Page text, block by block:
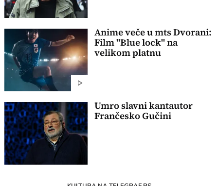
Anime veče u mts Dvorani:
Film "Blue lock" na
velikom platnu
Umro slavni kantautor
Frančesko Gučini